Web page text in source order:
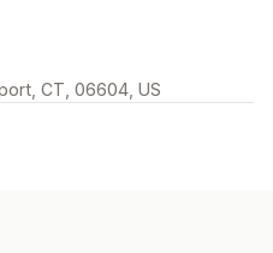
CT, 06604, US